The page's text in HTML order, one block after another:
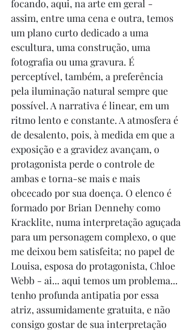
focando, aqui, na arte em geral -
assim, entre uma cena e outra, temos
um plano curto dedicado a uma
escultura, uma construção, uma
fotografia ou uma gravura. É
perceptível, também, a preferência
pela iluminação natural sempre que
possível. A narrativa é linear, em um
ritmo lento e constante. A atmosfera é
de desalento, pois, à medida em que a
exposição e a gravidez avançam, o
protagonista perde o controle de
ambas e torna-se mais e mais
obcecado por sua doença. O elenco é
formado por Brian Dennehy como
Kracklite, numa interpretação aguçada
para um personagem complexo, o que
me deixou bem satisfeita; no papel de
Louisa, esposa do protagonista, Chloe
Webb - ai... aqui temos um problema...
tenho profunda antipatia por essa
atriz, assumidamente gratuita, e não
consigo gostar de sua interpretação